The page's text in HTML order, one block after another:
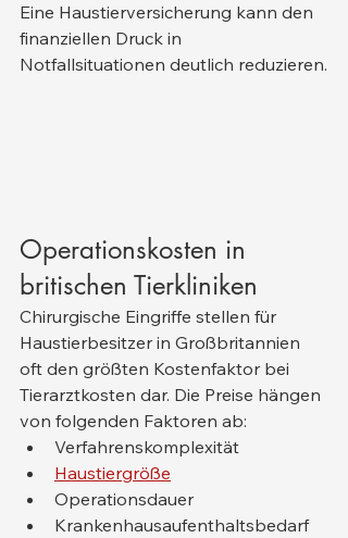
Eine Haustierversicherung kann den
finanziellen Druck in
Notfallsituationen deutlich reduzieren.
Operationskosten in
britischen Tierkliniken
Chirurgische Eingriffe stellen für
Haustierbesitzer in Großbritannien
oft den größten Kostenfaktor bei
Tierarztkosten dar. Die Preise hängen
von folgenden Faktoren ab:
Verfahrenskomplexität
Haustiergröße
Operationsdauer
Krankenhausaufenthaltsbedarf